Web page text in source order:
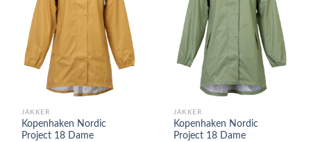
JAKKER
Kopenhaken Nordic
Project 18 Dame
JAKKER
Kopenhaken Nordic
Project 18 Dame